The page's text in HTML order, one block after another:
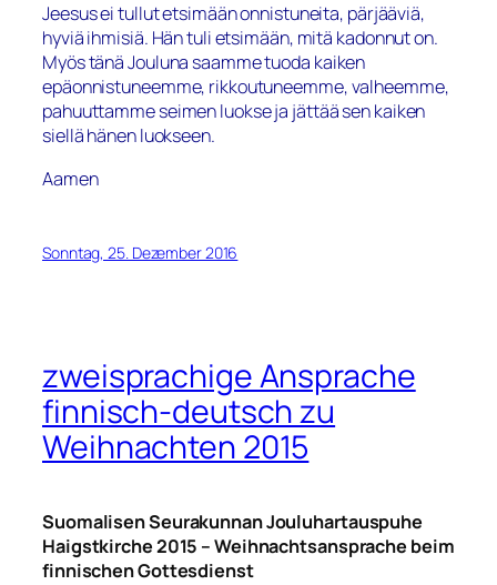
Jeesus ei tullut etsimään onnistuneita, pärjääviä,
hyviä ihmisiä. Hän tuli etsimään, mitä kadonnut on.
Myös tänä Jouluna saamme tuoda kaiken
epäonnistuneemme, rikkoutuneemme, valheemme,
pahuuttamme seimen luokse ja jättää sen kaiken
siellä hänen luokseen.
Aamen
Sonntag, 25. Dezember 2016
zweisprachige Ansprache
finnisch-deutsch zu
Weihnachten 2015
Suomalisen Seurakunnan Jouluhartauspuhe
Haigstkirche 2015 – Weihnachtsansprache beim
finnischen Gottesdienst